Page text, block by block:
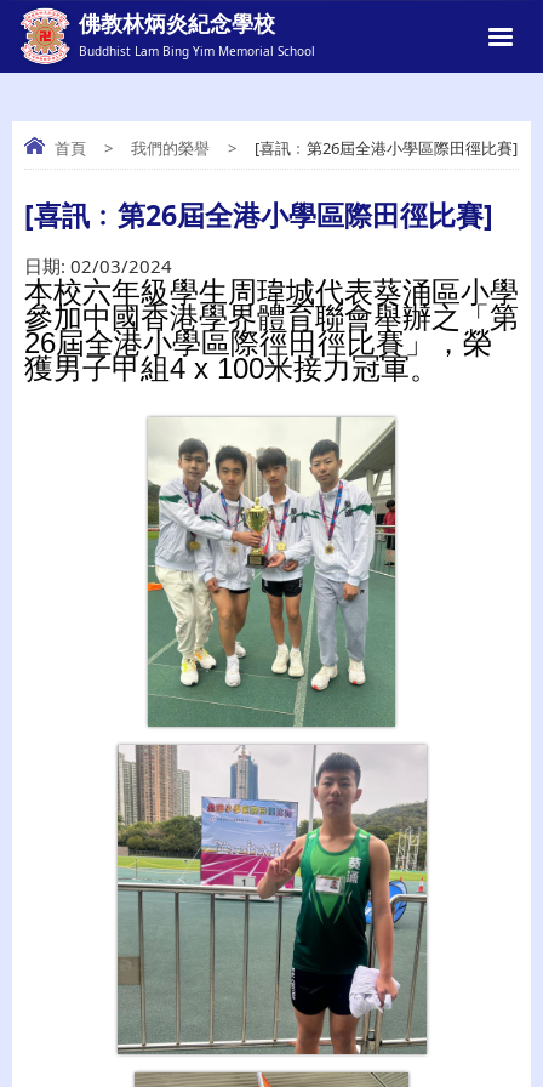
佛教林炳炎紀念學校
Buddhist Lam Bing Yim Memorial School
[喜訊﹕第26屆全港小學區際田徑比賽]
首頁 > 我們的榮譽 > [喜訊﹕第26屆全港小學區際田徑比賽]
[喜訊﹕第26屆全港小學區際田徑比賽]
日期: 02/03/2024
本校六年級學生周瑋城代表葵涌區小學
參加中國香港學界體育聯會舉辦之「第
26屆全港小學區際徑田徑比賽」，榮
獲男子甲組4 x 100米接力冠軍。